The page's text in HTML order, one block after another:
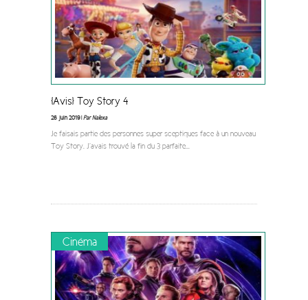
[Avis] Toy Story 4
26 juin 2019 |Par Nalexa
Je faisais partie des personnes super sceptiques face à un nouveau
Toy Story. J’avais trouvé la fin du 3 parfaite...
Cinéma